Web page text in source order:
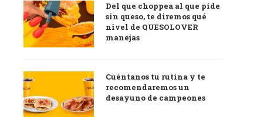
Del que choppea al que pide
sin queso, te diremos qué
nivel de QUESOLOVER
manejas
Cuéntanos tu rutina y te
recomendaremos un
desayuno de campeones